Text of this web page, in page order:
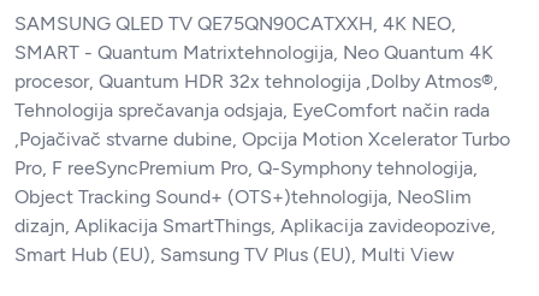
SAMSUNG QLED TV QE75QN90CATXXH, 4K NEO,
SMART - Quantum Matrixtehnologija, Neo Quantum 4K
procesor, ‎Quantum HDR 32x tehnologija ,Dolby Atmos®,
Tehnologija sprečavanja odsjaja, EyeComfort način rada
,Pojačivač stvarne dubine, Opcija Motion Xcelerator Turbo
Pro, F reeSyncPremium Pro, Q-Symphony tehnologija,
Object Tracking Sound+ (OTS+)tehnologija, NeoSlim
dizajn, Aplikacija SmartThings, Aplikacija zavideopozive,
Smart Hub (EU), Samsung TV Plus (EU), Multi View